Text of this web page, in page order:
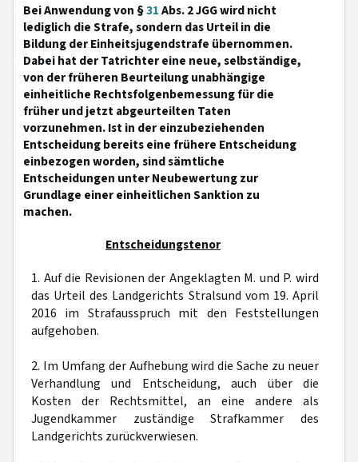
Bei Anwendung von §31Abs. 2 JGG wird nicht
lediglich die Strafe, sondern das Urteil in die
Bildung der Einheitsjugendstrafe übernommen.
Dabei hat der Tatrichter eine neue, selbständige,
von der früheren Beurteilung unabhängige
einheitliche Rechtsfolgenbemessung für die
früher und jetzt abgeurteilten Taten
vorzunehmen. Ist in der einzubeziehenden
Entscheidung bereits eine frühere Entscheidung
einbezogen worden, sind sämtliche
Entscheidungen unter Neubewertung zur
Grundlage einer einheitlichen Sanktion zu
machen.
Entscheidungstenor
1. Auf die Revisionen der Angeklagten M. und P. wird
das Urteil des Landgerichts Stralsund vom 19. April
2016 im Strafausspruch mit den Feststellungen
aufgehoben.
2. Im Umfang der Aufhebung wird die Sache zu neuer
Verhandlung und Entscheidung, auch über die
Kosten der Rechtsmittel, an eine andere als
Jugendkammer zuständige Strafkammer des
Landgerichts zurückverwiesen.